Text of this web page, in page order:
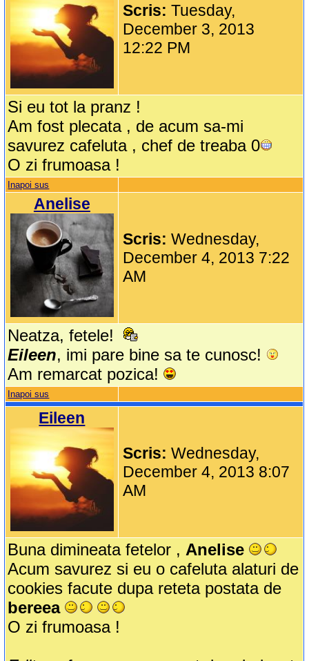
Scris:Tuesday,
December 3, 2013
12:22 PM
Si eu tot la pranz !
Am fost plecata , de acum sa-mi
savurez cafeluta , chef de treaba 0
O zi frumoasa !
Inapoi sus
Anelise
Scris:Wednesday,
December 4, 2013 7:22
AM
Neatza, fetele!
Eileen, imi pare bine sa te cunosc!
Am remarcat pozica!
Inapoi sus
Eileen
Scris:Wednesday,
December 4, 2013 8:07
AM
Buna dimineata fetelor , Anelise
Acum savurez si eu o cafeluta alaturi de
cookies facute dupa reteta postata de
bereea
O zi frumoasa !